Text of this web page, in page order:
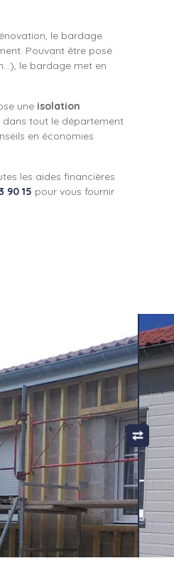
le bardage
Pouvant être posé
le bardage met en
une isolation
tout le département
en économies
les aides financières
90 15 pour vous fournir